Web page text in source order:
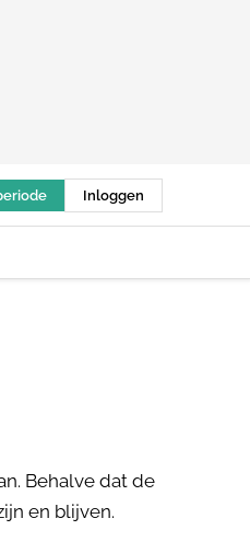
Inloggen
Behalve dat de
en blijven.